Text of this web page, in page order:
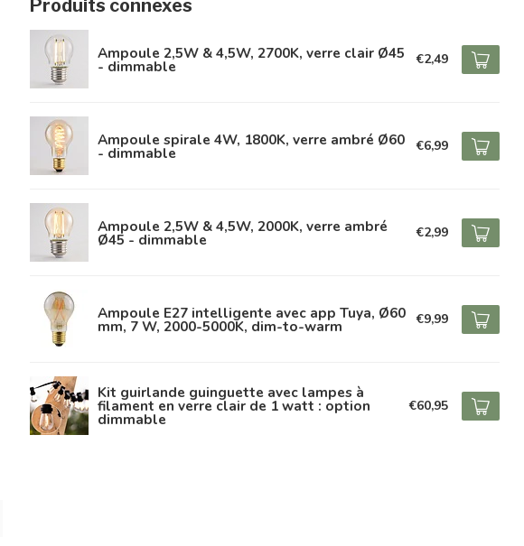
Produits connexes
Ampoule 2,5W & 4,5W, 2700K, verre clair Ø45
- dimmable €2,49
Ampoule spirale 4W, 1800K, verre ambré Ø60
- dimmable €6,99
Ampoule 2,5W & 4,5W, 2000K, verre ambré
Ø45 - dimmable €2,99
Ampoule E27 intelligente avec app Tuya, Ø60
mm, 7 W, 2000-5000K, dim-to-warm €9,99
Kit guirlande guinguette avec lampes à
filament en verre clair de 1 watt : option
dimmable
€60,95